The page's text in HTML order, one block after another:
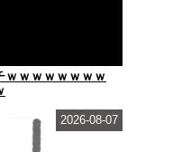
ｗｗｗｗｗｗｗ
2026-08-07